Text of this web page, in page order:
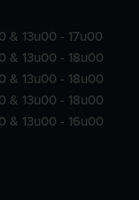
& 13u00 - 17u00
& 13u00 - 18u00
& 13u00 - 18u00
& 13u00 - 18u00
& 13u00 - 16u00